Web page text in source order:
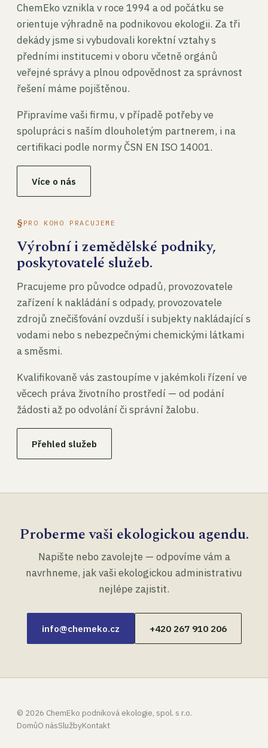
ChemEko vznikla v roce 1994 a od počátku se
orientuje výhradně na podnikovou ekologii. Za tři
dekády jsme si vybudovali korektní vztahy s
předními institucemi v oboru včetně orgánů
veřejné správy a plnou odpovědnost za správnost
řešení máme pojištěnou.
Připravíme vaši firmu, v případě potřeby ve
spolupráci s naším dlouholetým partnerem, i na
certifikaci podle normy ČSN EN ISO 14001.
Více o nás
PRO KOHO PRACUJEME
Výrobní i zemědělské podniky,
poskytovatelé služeb.
Pracujeme pro původce odpadů, provozovatele
zařízení k nakládání s odpady, provozovatele
zdrojů znečišťování ovzduší i subjekty nakládající s
vodami nebo s nebezpečnými chemickými látkami
a směsmi.
Kvalifikovaně vás zastoupíme v jakémkoli řízení ve
věcech práva životního prostředí — od podání
žádosti až po odvolání či správní žalobu.
Přehled služeb
Proberme vaši ekologickou agendu.
Napište nebo zavolejte — odpovíme vám a
navrhneme, jak vaši ekologickou administrativu
nejlépe zajistit.
info@chemeko.cz +420 267 910 206
© 2026 ChemEko podniková ekologie, spol. s r.o.
DomůO násSlužbyKontakt